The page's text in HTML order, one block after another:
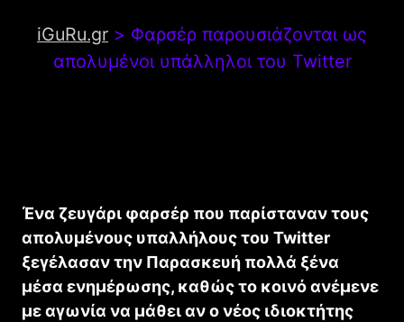
iGuRu.gr > Φαρσέρ παρουσιάζονται ως
απολυμένοι υπάλληλοι του Twitter
Ένα ζευγάρι φαρσέρ που παρίσταναν τους
απολυμένους υπαλλήλους του Twitter
ξεγέλασαν την Παρασκευή πολλά ξένα
μέσα ενημέρωσης, καθώς το κοινό ανέμενε
με αγωνία να μάθει αν ο νέος ιδιοκτήτης